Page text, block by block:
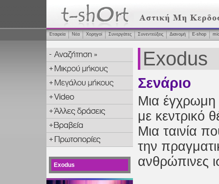
Εταιρεία Νέα Χορηγοί Συνεργάτες Συνεντεύξεις Διανομή Ε-shop
Exodus
Exodus
Σενάριο
Μια έγχρωμη
με κεντρικό
Μια ταινία
την
ανθρώπινες